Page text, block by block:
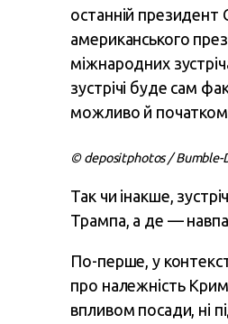
останній
американського
міжнародних
зустрічі буде сам
можливо й початком
© depositphotos / Bumble-
Так чи інакше,
Трампа, а де —
По-перше, у
про належність
впливом посади, ні